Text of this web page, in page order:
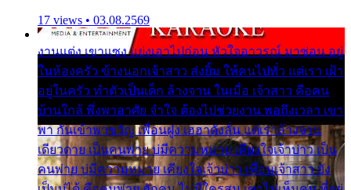
17 views • 03.08.2569
งานแต่ง เขาแซง แย่งเอาไปก่อน หัวใจอาวรณ์ มาซ่อน อยู่
ในห้องครัว ข้างนอกเจ้าสาว ส่งยิ้ม ให้คนไปทั่ว แต่เรา เฝ้า
อยู่ในครัว ทำตัวเป็นเด็ก ล้างจาน ในเมื่อ เจ้าสาว คือคน
บ้านใกล้ พึ่งพาอาศัย จำใจ ต้องไปช่วยงาน พอถึงเวลา เขา
พา กันเข้าพาขวัญ เพื่อนฝูง เฮฮาดังลั่น แต่เราล้างจาน
เดียวดาย เป็นคนพ่าย บ่มีความหมาย เคียงใจเจ้าบ่าว เป็น
คนพ่าย บ่มีความหมาย เคียงใจเจ้าบ่าว เพื่อนเจ้าสาว ยัง